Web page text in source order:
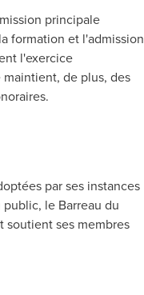
principale
formation et l'admission
l'exercice
de plus, des
par ses instances
le Barreau du
ses membres